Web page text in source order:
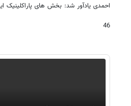
احمدی یادآور شد: بخش های پاراکلینیک
46